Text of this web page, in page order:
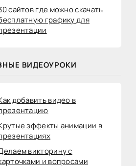
сайтов где можно скачать
графику для
ВИДЕОУРОКИ
добавить видео в
эффекты анимации в
викторину с
и вопросами